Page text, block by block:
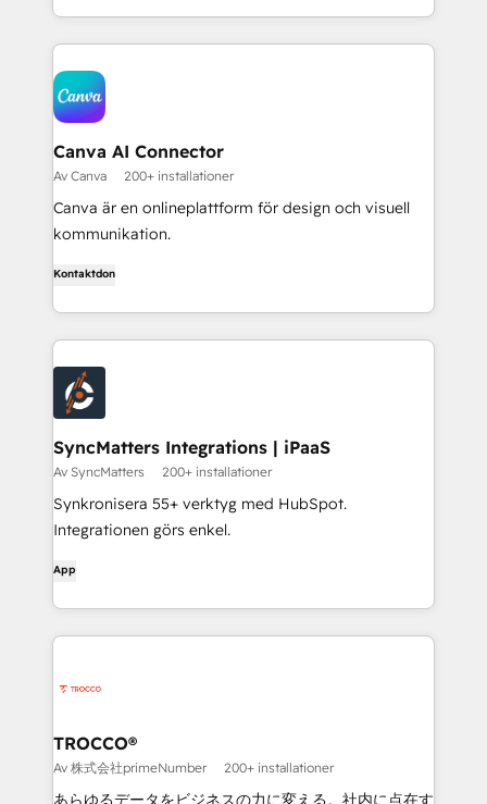
Canva AI Connector
Av Canva 200+ installationer
Canva är en onlineplattform för design och visuell
kommunikation.
Kontaktdon
SyncMatters Integrations | iPaaS
Av SyncMatters 200+ installationer
Synkronisera 55+ verktyg med HubSpot.
Integrationen görs enkel.
App
TROCCO®
Av 株式会社primeNumber 200+ installationer
あらゆるデータをビジネスの力に変える。社内に点在す